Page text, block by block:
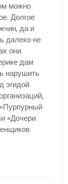
можно
Долгое
да и
далеко не
они
дам
нарушить
эгидой
«Дочери